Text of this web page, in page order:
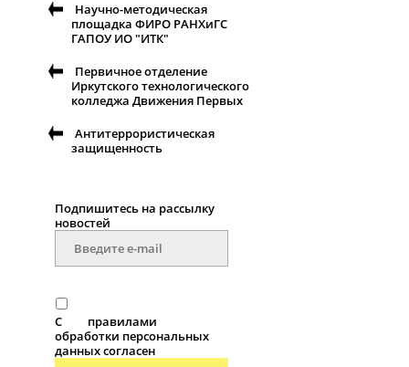
Научно-методическая
площадка ФИРО РАНХиГС
ГАПОУ ИО "ИТК"
Первичное отделение
Иркутского технологического
колледжа Движения Первых
Антитеррористическая
защищенность
Подпишитесь на рассылку
новостей
С
правилами
обработки персональных
данных согласен